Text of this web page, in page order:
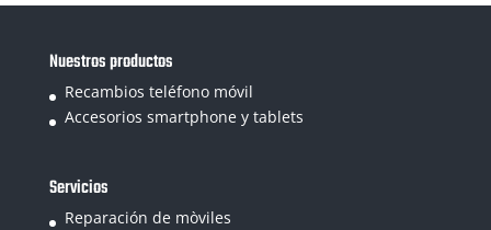
Nuestros productos
Recambios teléfono móvil
Accesorios smartphone y tablets
Servicios
Reparación de mòviles